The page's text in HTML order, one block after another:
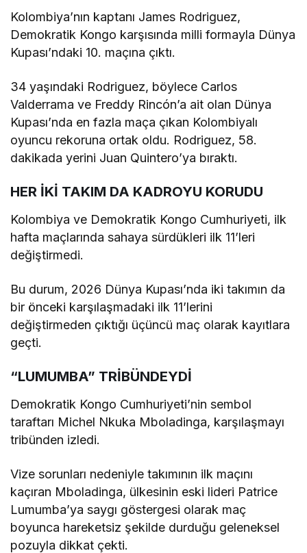
Kolombiya’nın kaptanı James Rodriguez,
Demokratik Kongo karşısında milli formayla Dünya
Kupası’ndaki 10. maçına çıktı.
34 yaşındaki Rodriguez, böylece Carlos
Valderrama ve Freddy Rincón’a ait olan Dünya
Kupası’nda en fazla maça çıkan Kolombiyalı
oyuncu rekoruna ortak oldu. Rodriguez, 58.
dakikada yerini Juan Quintero’ya bıraktı.
HER İKİ TAKIM DA KADROYU KORUDU
Kolombiya ve Demokratik Kongo Cumhuriyeti, ilk
hafta maçlarında sahaya sürdükleri ilk 11’leri
değiştirmedi.
Bu durum, 2026 Dünya Kupası’nda iki takımın da
bir önceki karşılaşmadaki ilk 11’lerini
değiştirmeden çıktığı üçüncü maç olarak kayıtlara
geçti.
“LUMUMBA” TRİBÜNDEYDİ
Demokratik Kongo Cumhuriyeti’nin sembol
taraftarı Michel Nkuka Mboladinga, karşılaşmayı
tribünden izledi.
Vize sorunları nedeniyle takımının ilk maçını
kaçıran Mboladinga, ülkesinin eski lideri Patrice
Lumumba’ya saygı göstergesi olarak maç
boyunca hareketsiz şekilde durduğu geleneksel
pozuyla dikkat çekti.